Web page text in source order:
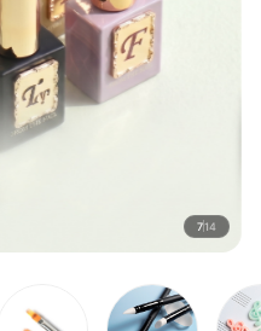
714